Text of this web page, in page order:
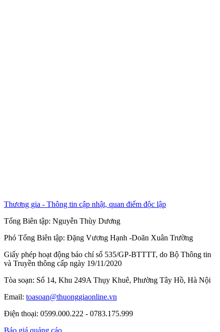
Thương gia - Thông tin cập nhật, quan điểm độc lập
Tổng Biên tập: Nguyễn Thùy Dương
Phó Tổng Biên tập: Đặng Vương Hạnh -Doãn Xuân Trường
Giấy phép hoạt động báo chí số 535/GP-BTTTT, do Bộ Thông tin
và Truyền thông cấp ngày 19/11/2020
Tòa soạn: Số 14, Khu 249A Thụy Khuê, Phường Tây Hồ, Hà Nội
Email: toasoan@thuonggiaonline.vn
Điện thoại: 0599.000.222 - 0783.175.999